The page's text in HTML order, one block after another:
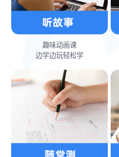
趣味动画课
边学边玩轻松学